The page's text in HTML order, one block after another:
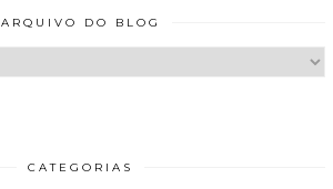
ARQUIVO DO BLOG
CATEGORIAS